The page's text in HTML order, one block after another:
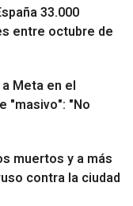
33.000
entre octubre de
Meta en el
"masivo": "No
muertos y a más
contra la ciudad